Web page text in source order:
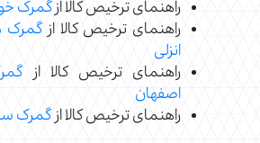
راهنمای ترخیص کالا ازگمرک
راهنمای ترخیص کالا ازگمرک
انزلی
راهنمای ترخیص کالا از
اصفهان
راهنمای ترخیص کالا ازگمرک